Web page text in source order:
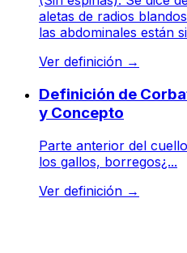
aletas de radios
las abdominales están
Ver definición →
Definición de
y Concepto
Parte anterior del
los gallos, borregos¿...
Ver definición →